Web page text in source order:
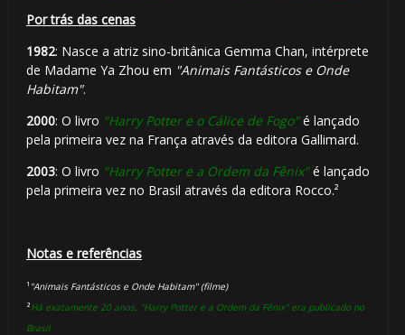
Por trás das cenas
1982: Nasce a atriz sino-britânica Gemma Chan, intérprete
de Madame Ya Zhou em "Animais Fantásticos e Onde
Habitam".
2000: O livro "Harry Potter e o Cálice de Fogo"é lançado
pela primeira vez na França através da editora Gallimard.
2003: O livro "Harry Potter e a Ordem da Fênix"é lançado
pela primeira vez no Brasil através da editora Rocco.²
Notas e referências
¹ "Animais Fantásticos e Onde Habitam" (filme)
²Há exatamente 20 anos, "Harry Potter e a Ordem da Fênix" era publicado no
Brasil